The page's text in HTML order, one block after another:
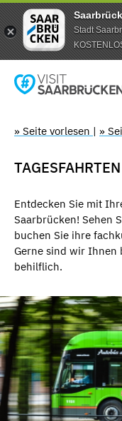
Stadt
» Seite vorlesen | »
TAGESFAHRTEN
Entdecken Sie mit
Saarbrücken! Sehen
buchen Sie ihre
Gerne sind wir Ihnen
behilflich.